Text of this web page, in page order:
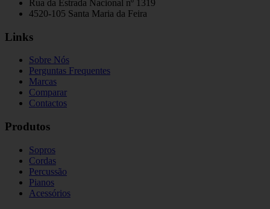
Rua da Estrada Nacional nº 1319
4520-105 Santa Maria da Feira
Links
Sobre Nós
Perguntas Frequentes
Marcas
Comparar
Contactos
Produtos
Sopros
Cordas
Percussão
Pianos
Acessórios